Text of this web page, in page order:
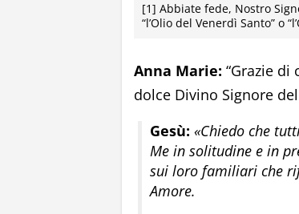
[1] Abbiate fede, Nostro
“l’Olio del Venerdì Santo” o
Anna Marie: “Grazie di
dolce Divino Signore
Gesù: «Chiedo che
Me in solitudine e in
sui loro familiari che
Amore.